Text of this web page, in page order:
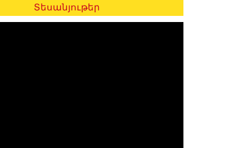
Տեսանյութեր